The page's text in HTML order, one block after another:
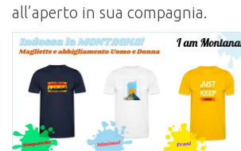
all’aperto in sua compagnia.